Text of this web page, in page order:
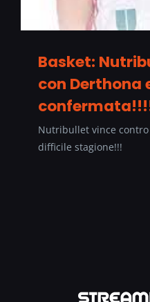
Basket:
con Derthona
Nutribullet vince
difficile stagione!!!